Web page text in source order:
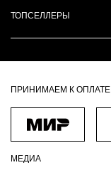
ТОПСЕЛЛЕРЫ
ПРИНИМАЕМ К ОПЛАТЕ
МЕДИА